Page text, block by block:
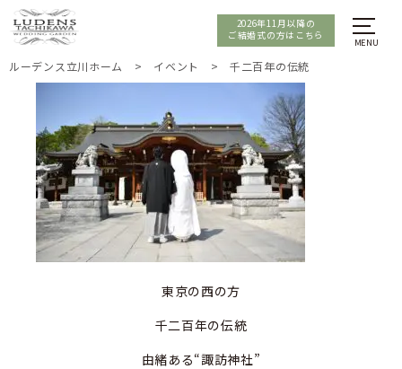
2026年11月以降の
ご結婚式の方はこちら
ルーデンス立川ホーム > イベント >千二百年の伝統
東京の西の方
千二百年の伝統
由緒ある“諏訪神社”